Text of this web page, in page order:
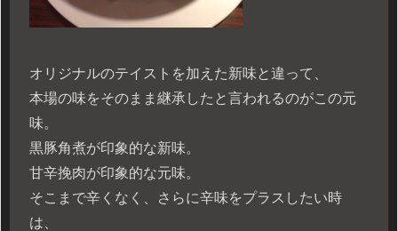
オリジナルのテイストを加えた新味と違って、
本場の味をそのまま継承したと言われるのがこの元
味。
黒豚角煮が印象的な新味。
甘辛挽肉が印象的な元味。
そこまで辛くなく、さらに辛味をプラスしたい時
は、